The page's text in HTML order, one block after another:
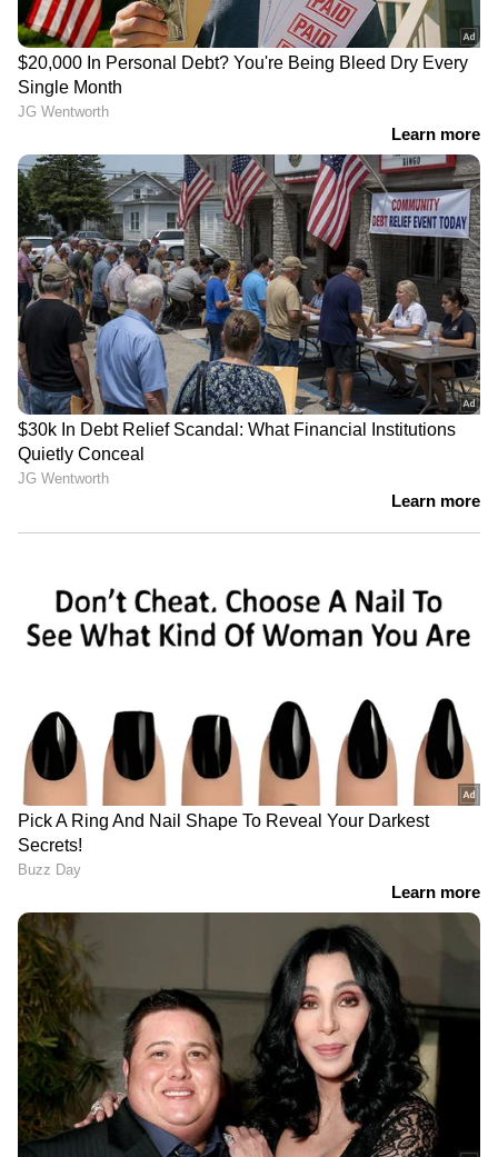
രക്ഷയായി
നൽകി മന്ത്രിമാർ,
അമ്മയുടെ
പ്രതിഷേധത്തെ തുടർന്ന്
ഇടപെടൽ
ജനാധിപത്യത്തെ ഉയര്‍ത്തിപ്പിടിച്ച്
സുപ്രീംകോടതി | Surgical Strike |
Supreme Court | Lok Sabha
'വയലൻസിന്റെ ഭാഷയിൽ K K
രാഗേഷ് സംസാരിക്കുന്നത്
പാര്‍ട്ടിയോടുള്ള
വെല്ലുവിളിയായാണ് കാണേണ്ടത്'